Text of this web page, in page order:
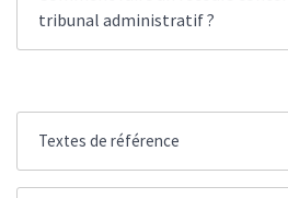
tribunal administratif ?
Textes de référence